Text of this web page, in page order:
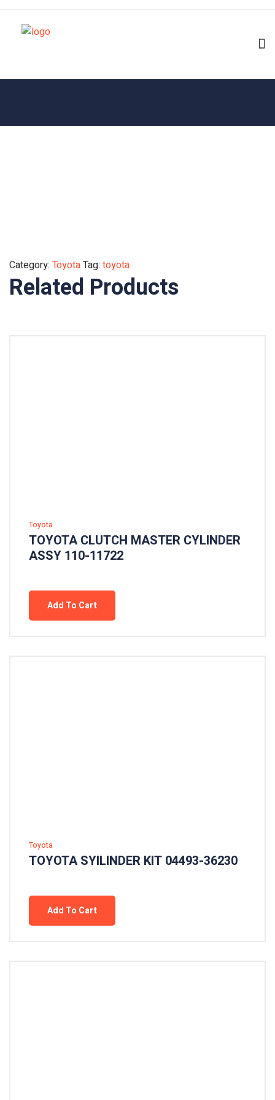
Category: ToyotaTag: toyota
Related Products
Toyota
TOYOTA CLUTCH MASTER CYLINDER
ASSY 110-11722
Add To Cart
Toyota
TOYOTA SYILINDER KIT 04493-36230
Add To Cart